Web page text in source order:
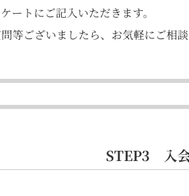
ートにご記入いただきます。
等ございましたら、お気軽にご相談
STEP3 入